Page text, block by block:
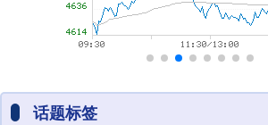
话题标签